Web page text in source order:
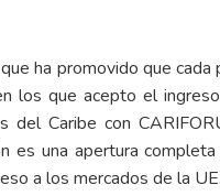
ha promovido que cada
los que acepto el
Caribe con
es una apertura
a los mercados de la UE.